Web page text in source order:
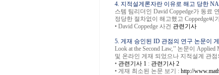
4. 지적설게론자란 이유로 해고 당한
스템 팀리더인 David Coppedge가 동료
정당한 절차없이 해고했고 Coppedge
• David Coppedge 사건 관련기사
5. 게재 승인된 ID 관점의 연구 논문이
Look at the Second Law,’’ 논문이
및 온라인 게재 되었으나 지적설계 관
• 관련기사 1 : 관련기사 2
• 게재 최소된 논문 보기 : http://